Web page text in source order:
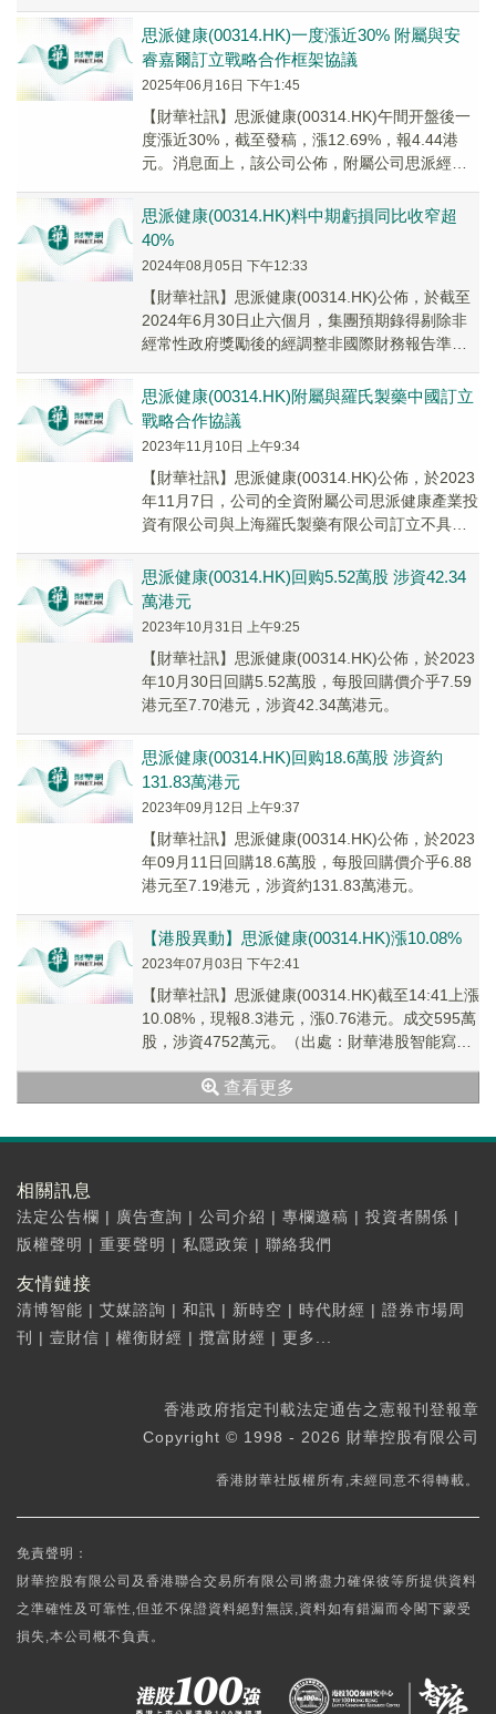
思派健康(00314.HK)一度漲近30% 附屬與安
睿嘉爾訂立戰略合作框架協議
2025年06月16日 下午1:45
【財華社訊】思派健康(00314.HK)午間开盤後一
度漲近30%，截至發稿，漲12.69%，報4.44港
元。消息面上，該公司公佈，附屬公司思派經紀
思派健康(00314.HK)料中期虧損同比收窄超
40%
2024年08月05日 下午12:33
【財華社訊】思派健康(00314.HK)公佈，於截至
2024年6月30日止六個月，集團預期錄得剔除非
經常性政府獎勵後的經調整非國際財務報告準則
思派健康(00314.HK)附屬與羅氏製藥中國訂立
戰略合作協議
2023年11月10日 上午9:34
【財華社訊】思派健康(00314.HK)公佈，於2023
年11月7日，公司的全資附屬公司思派健康產業投
資有限公司與上海羅氏製藥有限公司訂立不具法
思派健康(00314.HK)回购5.52萬股 涉資42.34
萬港元
2023年10月31日 上午9:25
【財華社訊】思派健康(00314.HK)公佈，於2023
年10月30日回購5.52萬股，每股回購價介乎7.59
港元至7.70港元，涉資42.34萬港元。
思派健康(00314.HK)回购18.6萬股 涉資約
131.83萬港元
2023年09月12日 上午9:37
【財華社訊】思派健康(00314.HK)公佈，於2023
年09月11日回購18.6萬股，每股回購價介乎6.88
港元至7.19港元，涉資約131.83萬港元。
【港股異動】思派健康(00314.HK)漲10.08%
2023年07月03日 下午2:41
【財華社訊】思派健康(00314.HK)截至14:41上漲
10.08%，現報8.3港元，漲0.76港元。成交595萬
股，涉資4752萬元。（出處：財華港股智能寫
查看更多
相關訊息
法定公告欄 | 廣告查詢 | 公司介紹 | 專欄邀稿 | 投資者關係 |
版權聲明 | 重要聲明 | 私隱政策 | 聯絡我們
友情鏈接
清博智能 | 艾媒諮詢 | 和訊 | 新時空 | 時代財經 | 證券市場周
刊
| 壹財信 | 權衡財經 | 攬富財經 | 更多...
香港政府指定刊載法定通告之憲報刊登報章
Copyright © 1998 - 2026 財華控股有限公司
香港財華社版權所有,未經同意不得轉載。
免責聲明：
財華控股有限公司及香港聯合交易所有限公司將盡力確保彼等所提供資料
之準確性及可靠性,但並不保證資料絕對無誤,資料如有錯漏而令閣下蒙受
損失,本公司概不負責。